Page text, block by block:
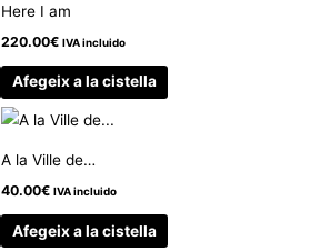
Here I am
220.00€ IVA incluido
Afegeix a la cistella
A la Ville de…
40.00€ IVA incluido
Afegeix a la cistella